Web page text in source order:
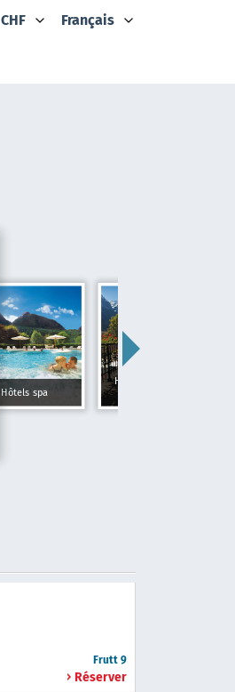
CHF Français
Hôtels spa
Hôtels Typiquement
Frutt 9
Réserver